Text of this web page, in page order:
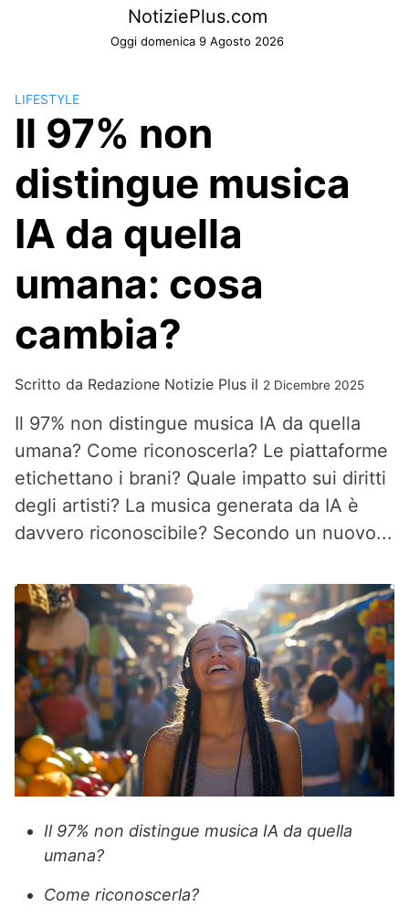
NotiziePlus.com
Oggi domenica 9 Agosto 2026
LIFESTYLE
Il 97% non
distingue musica
IA da quella
umana: cosa
cambia?
Scritto da Redazione Notizie Plus il 2 Dicembre 2025
Il 97% non distingue musica IA da quella
umana? Come riconoscerla? Le piattaforme
etichettano i brani? Quale impatto sui diritti
degli artisti? La musica generata da IA è
davvero riconoscibile? Secondo un nuovo...
Il 97% non distingue musica IA da quella
umana?
Come riconoscerla?